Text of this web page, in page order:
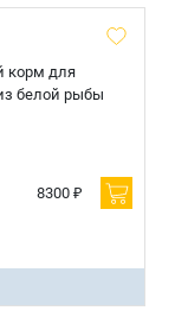
корм для
белой рыбы
8300 ₽